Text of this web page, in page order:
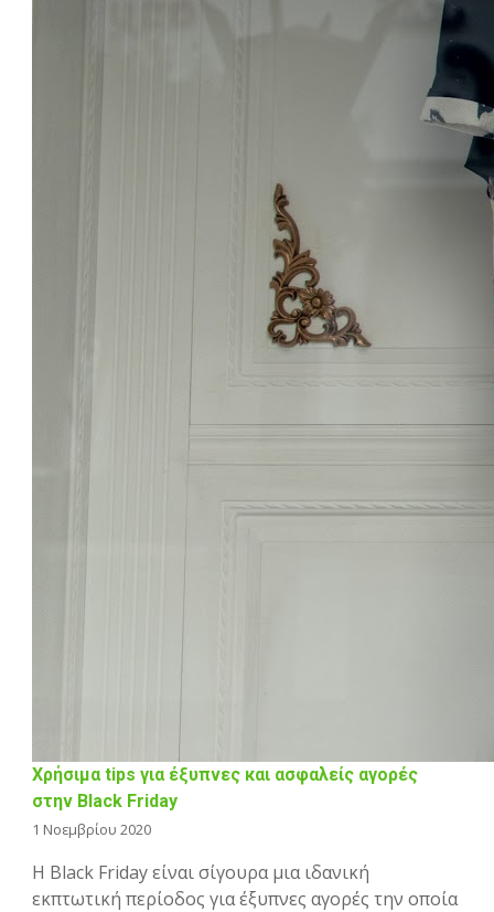
Χρήσιμα tips για έξυπνες και ασφαλείς αγορές
στην Black Friday
1 Νοεμβρίου 2020
Η Black Friday είναι σίγουρα μια ιδανική
εκπτωτική περίοδος για έξυπνες αγορές την οποία